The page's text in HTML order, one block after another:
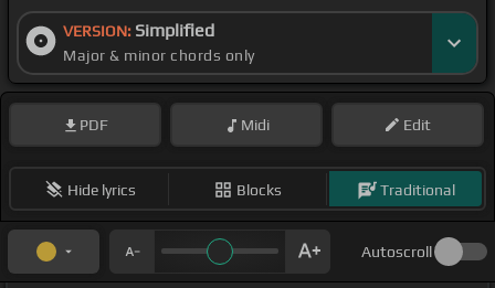
VERSION: Simplified
Major & minor chords only
PDF Midi Edit
Hide lyrics Blocks Traditional
Autoscroll